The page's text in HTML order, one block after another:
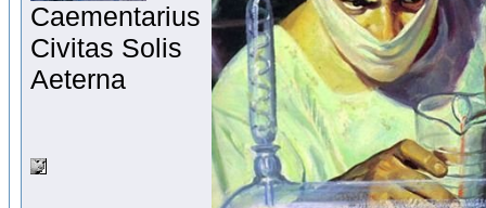
Сaementarius
Civitas Solis
Aeterna